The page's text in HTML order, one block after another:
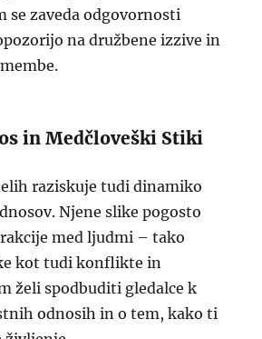
se zaveda odgovornosti
na družbene izzive in
in Medčloveški Stiki
raziskuje tudi dinamiko
Njene slike pogosto
med ljudmi – tako
kot tudi konflikte in
želi spodbuditi gledalce k
odnosih in o tem, kako ti